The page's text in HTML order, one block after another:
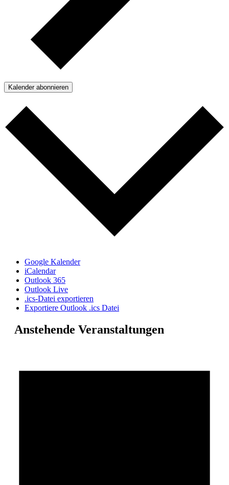
Kalender abonnieren
Google Kalender
iCalendar
Outlook 365
Outlook Live
.ics-Datei exportieren
Exportiere Outlook .ics Datei
Anstehende Veranstaltungen